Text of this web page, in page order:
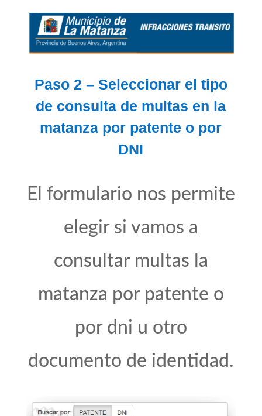
Paso 2 – Seleccionar el tipo
de consulta de multas en la
matanza por patente o por
DNI
El formulario nos permite
elegir si vamos a
consultar multas la
matanza por patente o
por dni u otro
documento de identidad.